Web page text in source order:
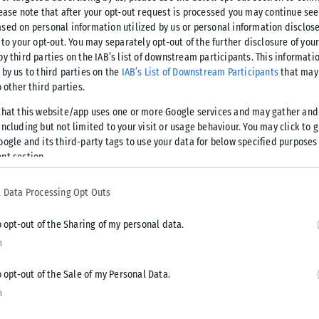
note that after your opt-out request is processed you may continue
on personal information utilized by us or personal information
your opt-out. You may separately opt-out of the further disclosure of
third parties on the IAB’s list of downstream participants. This
by us to third parties on the IAB’s List of Downstream Participantsthat
other third parties.
this website/app uses one or more Google services and may gather
but not limited to your visit or usage behaviour. You may click to
and its third-party tags to use your data for below specified
section.
Data Processing Opt Outs
opt-out of the Sharing of my personal data.
opt-out of the Sale of my Personal Data.
ενοποίησή τους υπό μια νέα θυγατρική, χωρίς μέχρι
Send